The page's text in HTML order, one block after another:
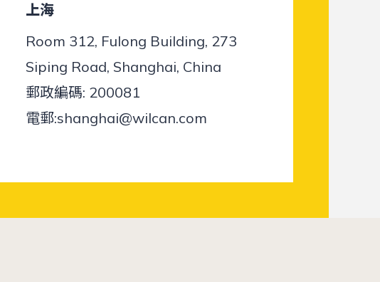
​上海
Room 312, Fulong Building, 273
Siping Road, Shanghai, China
郵政編碼: 200081
電郵:shanghai@wilcan.com